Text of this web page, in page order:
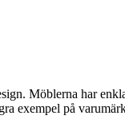
Möblerna har
exempel på